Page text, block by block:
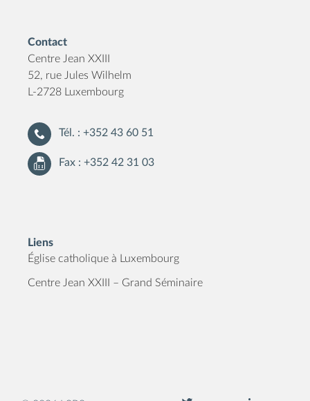
Contact
Centre Jean XXIII
52, rue Jules Wilhelm
L-2728 Luxembourg
Tél. : +352 43 60 51
Fax : +352 42 31 03
Liens
Église catholique à Luxembourg
Centre Jean XXIII – Grand Séminaire